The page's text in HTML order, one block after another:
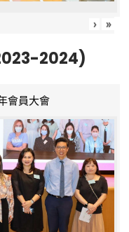
› »
2024)
會員大會